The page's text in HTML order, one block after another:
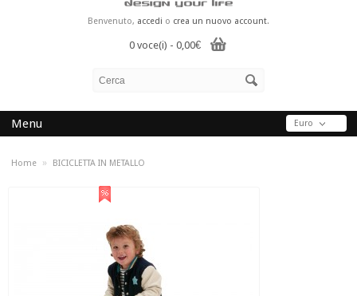
Benvenuto, accedi o crea un nuovo account.
0 voce(i) - 0,00€
Euro
Menu
Home » BICICLETTA IN METALLO